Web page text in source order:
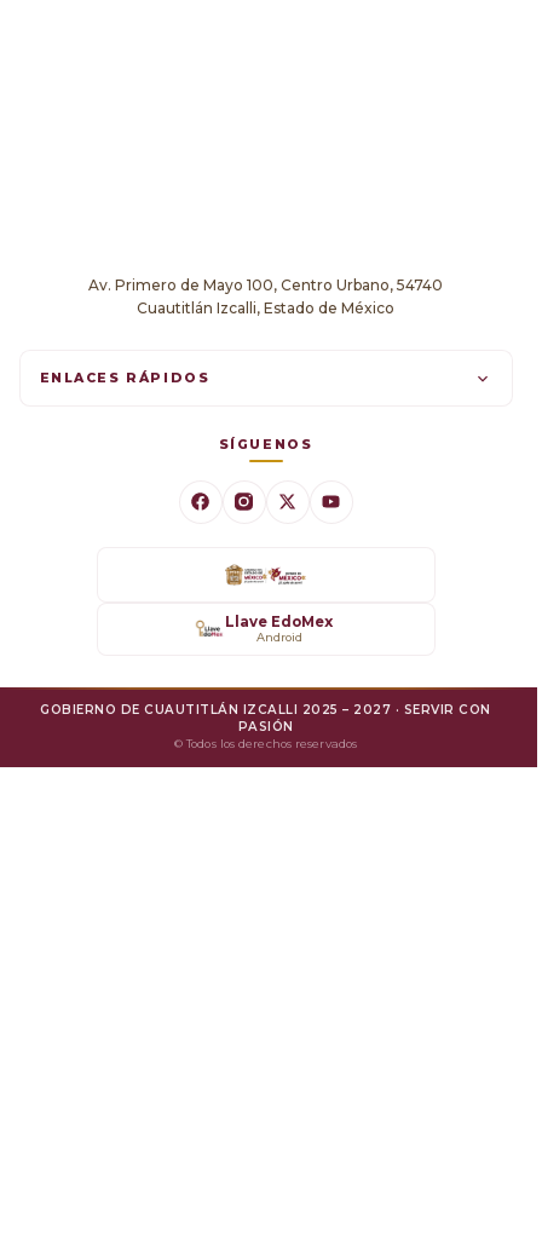
Av. Primero de Mayo 100, Centro Urbano, 54740
Cuautitlán Izcalli, Estado de México
ENLACES RÁPIDOS
Mejora Regulatoria
SÍGUENOS
Llave EdoMex
Android
GOBIERNO DE CUAUTITLÁN IZCALLI 2025 – 2027 · SERVIR CON
PASIÓN
© Todos los derechos reservados